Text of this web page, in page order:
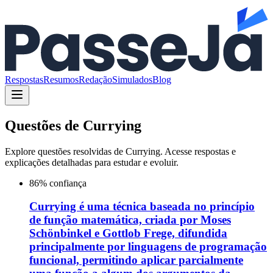
RespostasResumosRedaçãoSimuladosBlog
Questões de Currying
Explore questões resolvidas de Currying. Acesse respostas e
explicações detalhadas para estudar e evoluir.
86% confiança
Currying é uma técnica baseada no princípio
de função matemática, criada por Moses
Schönbinkel e Gottlob Frege, difundida
principalmente por linguagens de programação
funcional, permitindo aplicar parcialmente